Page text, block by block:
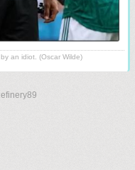
an idiot. (Oscar Wilde)